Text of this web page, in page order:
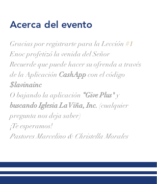
Acerca del evento
Gracias por registrarte para la Lección #1
Enoc profetizó la venida del Señor
Recuerde que puede hacer su ofrenda a través
de la Aplicación CashApp con el código
$lavinainc
O bajando la aplicación “Give Plus" y
buscando Iglesia La Viña, Inc. (cualquier
pregunta nos deja saber)
¡Te esperamos!
Pastores Marcelino & Christella Morales